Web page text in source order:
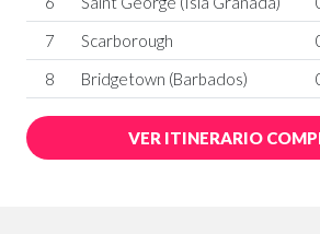
7
Scarborough
8
Bridgetown (Barbados)
VER ITINERARIO